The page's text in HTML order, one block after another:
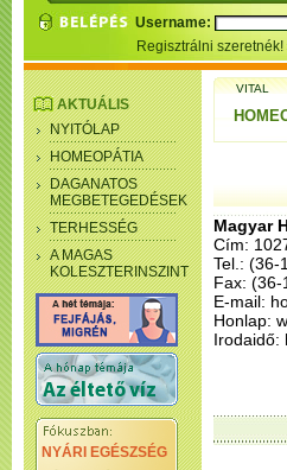
Username:
Regisztrálni szeretnék!
AKTUÁLIS
NYITÓLAP
HOMEOPÁTIA
DAGANATOS
MEGBETEGEDÉSEK
TERHESSÉG
A MAGAS
KOLESZTERINSZINT
NYÁRI EGÉSZSÉG
VITAL
Magyar
Cím:
Tel.: (36-
Fax:
E-mail:
Honlap:
Irodaidő: